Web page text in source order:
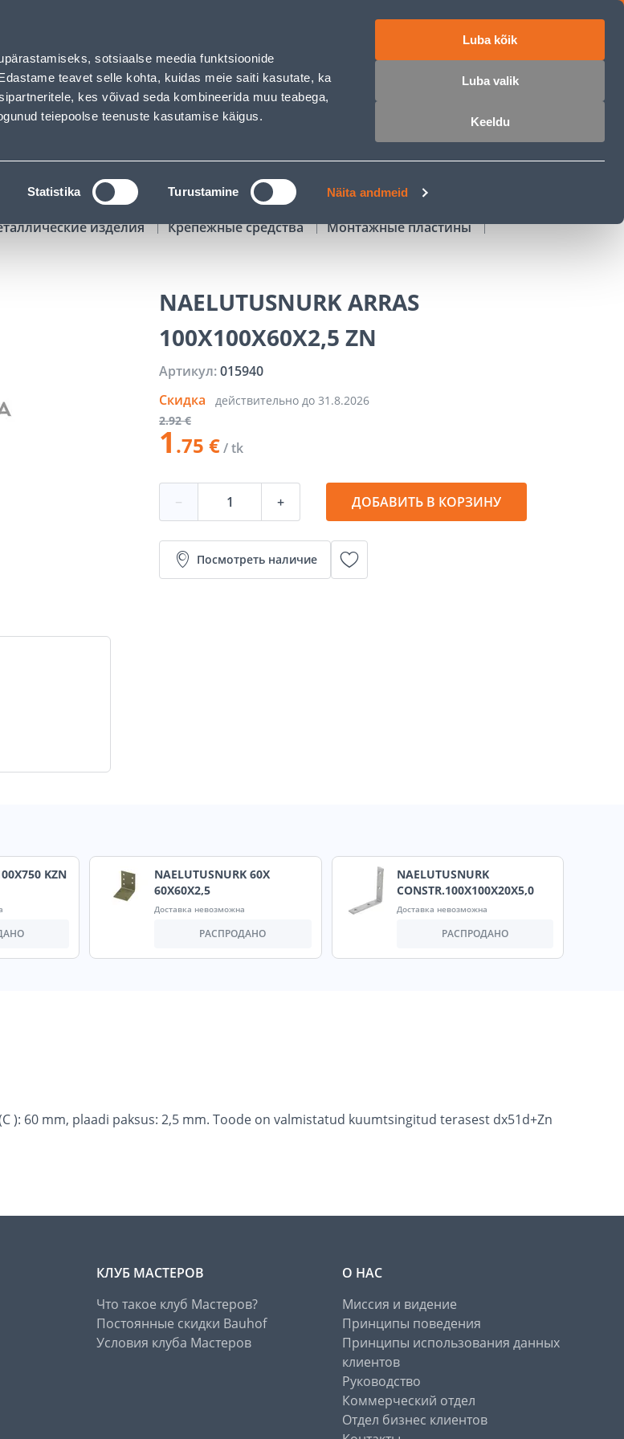
sotsiaalse meedia funktsioonide
teavet selle kohta, kuidas meie saiti kasutate, ka
kes võivad seda kombineerida muu teabega,
teiepoolse teenuste kasutamise käigus.
Statistika Turustamine Näita andmeid
Luba kõik
Luba valik
Keeldu
клиентов Услуги Предложения о работе
ПОИСК
АРЕНДА ИНСТРУМЕНТОВ РАССРОЧКА
изделия Крепежные средства
Монтажные пластины
NAELUTUSNURK ARRAS
100X100X60X2,5 ZN
Артикул:015940
Скидка
действительно до 31.8.2026
2.92 €
1 .75 €/ tk
− + ДОБАВИТЬ В КОРЗИНУ
Посмотреть наличие
KZN
NAELUTUSNURK 60X
60X60X2,5
Доставка невозможна
РАСПРОДАНО
NAELUTUSNURK
CONSTR.100X100X20X5,0
Доставка невозможна
РАСПРОДАНО
): 60 mm, plaadi paksus: 2,5 mm. Toode on valmistatud kuumtsingitud terasest dx51d+Zn
КЛУБ МАСТЕРОВ
Что такое клуб Мастеров?
Постоянные скидки Bauhof
Условия клуба Мастеров
О НАС
Миссия и видение
Принципы поведения
Принципы использования данных
клиентов
Руководство
Коммерческий отдел
Отдел бизнес клиентов